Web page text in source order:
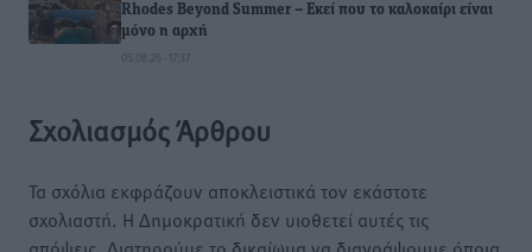
Rhodes Beyond Summer – Εκεί που το καλοκαίρι είναι
μόνο η αρχή
05.08.26 · 17:37
Σχολιασμός Άρθρου
Τα σχόλια εκφράζουν αποκλειστικά τον εκάστοτε
σχολιαστή. Η Δημοκρατική δεν υιοθετεί αυτές τις